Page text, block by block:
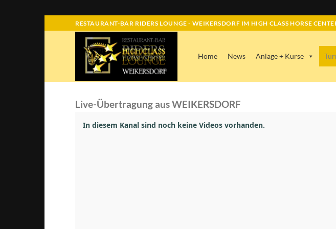
to
RESTAURANT-BAR RIDERS LOUNGE - WEIKERSDORF IM HIGH CLASS HORSE
Home News Anlage + Kurse
Live-Übertragung aus WEIKERSDORF